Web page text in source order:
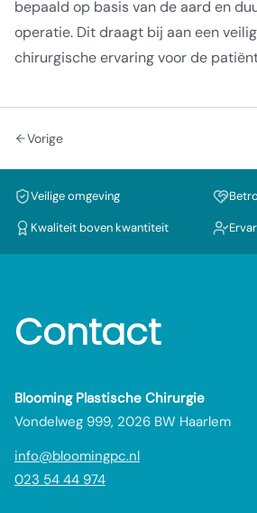
bepaald op basis van de aard en
operatie. Dit draagt bij aan een
chirurgische ervaring voor de
Vorige
Veilige omgeving
Kwaliteit boven kwantiteit
Contact
Blooming Plastische Chirurgie
Vondelweg 999, 2026 BW Haarlem
info@bloomingpc.nl
023 54 44 974